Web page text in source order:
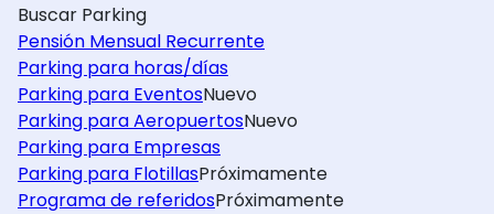
Buscar Parking
Pensión Mensual Recurrente
Parking para horas/días
Parking para EventosNuevo
Parking para AeropuertosNuevo
Parking para Empresas
Parking para FlotillasPróximamente
Programa de referidosPróximamente